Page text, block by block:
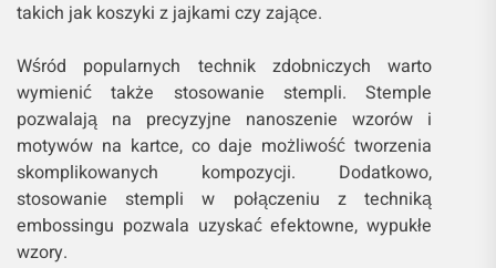
takich jak koszyki z jajkami czy zające.
Wśród popularnych technik zdobniczych warto
wymienić także stosowanie stempli. Stemple
pozwalają na precyzyjne nanoszenie wzorów i
motywów na kartce, co daje możliwość tworzenia
skomplikowanych kompozycji. Dodatkowo,
stosowanie stempli w połączeniu z techniką
embossingu pozwala uzyskać efektowne, wypukłe
wzory.